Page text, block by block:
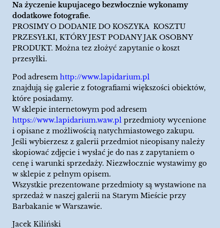
Na życzenie kupujacego bezwłocznie wykonamy
dodatkowe fotografie.
PROSIMY O DODANIE DO KOSZYKA KOSZTU
PRZESYŁKI, KTÓRY JEST PODANY JAK OSOBNY
PRODUKT. Można tez złożyć zapytanie o koszt
przesyłki.
Pod adresem http://www.lapidarium.pl
znajdują się galerie z fotografiami większości obiektów,
które posiadamy.
W sklepie internetowym pod adresem
https://www.lapidarium.waw.pl przedmioty wycenione
i opisane z możliwością natychmiastowego zakupu.
Jeśli wybierzesz z galerii przedmiot nieopisany należy
skopiować zdjęcie i wysłać je do nas z zapytaniem o
cenę i warunki sprzedaży. Niezwłocznie wystawimy go
w sklepie z pełnym opisem.
Wszystkie prezentowane przedmioty są wystawione na
sprzedaż w naszej galerii na Starym Mieście przy
Barbakanie w Warszawie.
Jacek Kiliński